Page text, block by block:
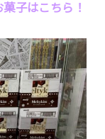
子はこちら！